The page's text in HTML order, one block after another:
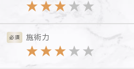
★ ★ ★ ★ ★
必須 施術力
★ ★ ★ ★ ★